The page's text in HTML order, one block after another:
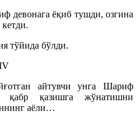
девонага ёқиб тушди, озгина
тўйида бўлди.
айтувчи унга Шариф
қабр қазишга жўнатишни
аёли…